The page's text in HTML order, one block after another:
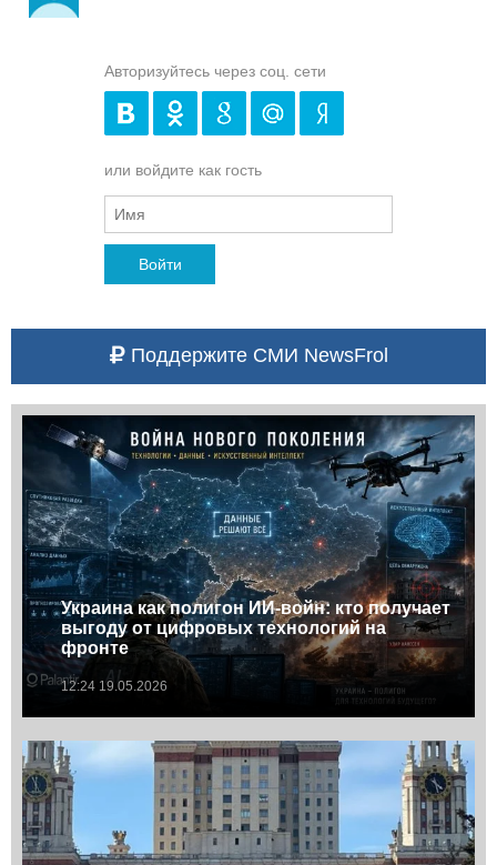
Авторизуйтесь через соц. сети
или войдите как гость
Войти
Поддержите СМИ NewsFrol
Украина как полигон ИИ-войн: кто получает
выгоду от цифровых технологий на
фронте
12:24 19.05.2026